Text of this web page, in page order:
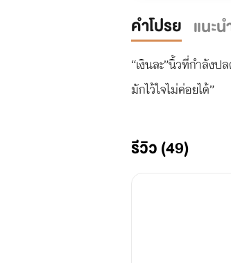
คำโปรย แนะน
“เงินละ”นิ้วที่กำลังป
มักไว้ใจไม่ค่อยได้”
รีวิว (49)